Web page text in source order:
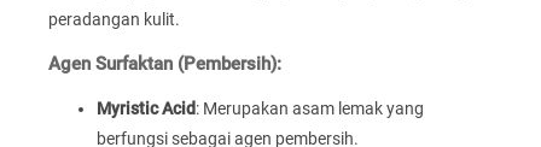
peradangan kulit.
Agen Surfaktan (Pembersih):
Myristic Acid: Merupakan asam lemak yang
berfungsi sebagai agen pembersih.